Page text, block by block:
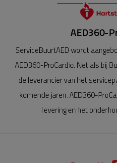
AED360-
ServiceBuurtAED wordt
AED360-ProCardio. Net als bij
de leverancier van het
komende jaren. AED360-
levering en het